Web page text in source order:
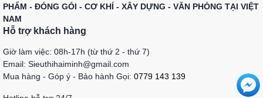
PHẨM - ĐÓNG GÓI - CƠ KHÍ - XÂY DỰNG - VĂN PHÒNG TẠI VIỆT
NAM
Hỗ trợ khách hàng
Giờ làm việc: 08h-17h (từ thứ 2 - thứ 7)
Email: Sieuthihaiminh@gmail.com
Mua hàng - Góp ý - Bảo hành Gọi: 0779 143 139